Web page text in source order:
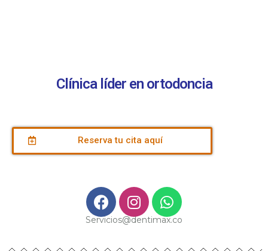
Clínica líder en ortodoncia
Reserva tu cita aquí
Servicios@dentimax.co